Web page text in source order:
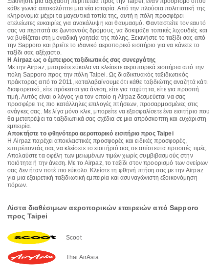
κάθε γωνιά αποκαλύπτει μια νέα ιστορία. Από την πλούσια πολιτιστική της
κληρονομιά μέχρι τα μαγευτικά τοπία της, αυτή η πόλη προσφέρει
ατελείωτες ευκαιρίες για ανακάλυψη και θαυμασμό. Φανταστείτε τον εαυτό
σας να περπατά σε ζωντανούς δρόμους, να δοκιμάζει τοπικές λιχουδιές και
να βυθίζεται στη μοναδική γοητεία της πόλης. Ξεκινήστε το ταξίδι σας από
την Sapporo και βρείτε το ιδανικό αεροπορικό εισιτήριο για να κάνετε το
ταξίδι σας αξέχαστο.
Η Airpaz ως ο έμπειρος ταξιδιωτικός σας συνεργάτης
Με την Airpaz, μπορείτε εύκολα να κλείσετε αεροπορικά εισιτήρια από την
πόλη Sapporo προς την πόλη Taipei. Ως διαδικτυακός ταξιδιωτικός
πράκτορας από το 2011, καταλαβαίνουμε ότι κάθε ταξιδιώτης αναζητά κάτι
διαφορετικό, είτε πρόκειται για άνεση, είτε για ταχύτητα, είτε για προσιτή
τιμή. Αυτός είναι ο λόγος για τον οποίο η Airpaz δεσμεύεται να σας
προσφέρει τις πιο κατάλληλες επιλογές πτήσεων, προσαρμοσμένες στις
ανάγκες σας. Με λίγα μόνο κλικ, μπορείτε να εξασφαλίσετε ένα εισιτήριο που
θα μετατρέψει τα ταξιδιωτικά σας σχέδια σε μια απρόσκοπτη και ευχάριστη
εμπειρία.
Αποκτήστε το φθηνότερο αεροπορικό εισιτήριο προς Taipei
Η Airpaz παρέχει αποκλειστικές προσφορές και ειδικές προσφορές,
επιτρέποντάς σας να κλείσετε το εισιτήριό σας σε απίστευτα προσιτές τιμές.
Απολαύστε τα οφέλη των μειωμένων τιμών χωρίς συμβιβασμούς στην
ποιότητα ή την άνεση. Με το Airpaz, το ταξίδι στον προορισμό των ονείρων
σας δεν ήταν ποτέ πιο εύκολο. Κλείστε τη φθηνή πτήση σας με την Airpaz
για μια εξαιρετική ταξιδιωτική εμπειρία και ασυναγώνιστη εξοικονόμηση
πόρων.
Λίστα διαθέσιμων αεροπορικών εταιρειών από Sapporo
προς Taipei
Scoot
Thai AirAsia